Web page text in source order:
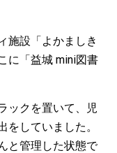
施設「よかましき
に「益城 mini図書
ックを置いて、児
していました。
と管理した状態で